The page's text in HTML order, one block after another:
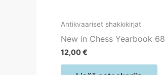
Antikvaariset shakkikirjat
New in Chess Yearbook 68
12,00€